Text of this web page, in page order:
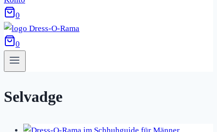
0
0
Selvadge